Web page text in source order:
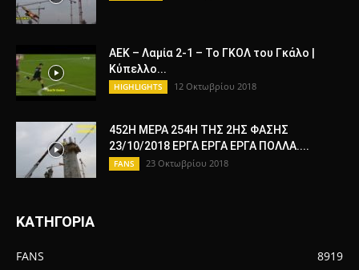
ΑΕΚ – Λαμία 2-1 – Το ΓΚΟΛ του Γκάλο |
Κύπελλο...
HIGHLIGHTS 12 Οκτωβρίου 2018
452Η ΜΕΡΑ 254Η ΤΗΣ 2ΗΣ ΦΑΣΗΣ
23/10/2018 ΕΡΓΑ ΕΡΓΑ ΕΡΓΑ ΠΟΛΛΑ....
FANS 23 Οκτωβρίου 2018
ΚΑΤΗΓΟΡΙΑ
FANS
8919